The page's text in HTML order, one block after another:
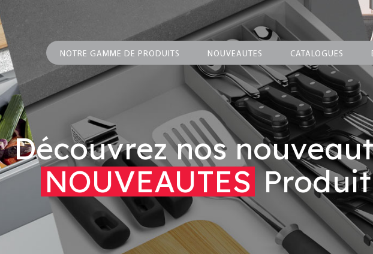
NOTRE GAMME DE PRODUITS NOUVEAUTES CATALOGUES
Découvrez nos
NOUVEAUTES